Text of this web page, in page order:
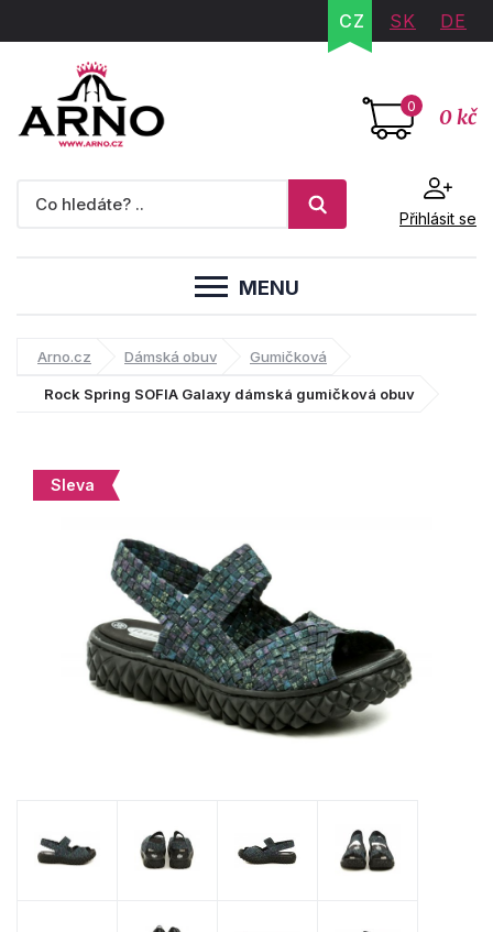
CZ SK DE
0 0 kč
Přihlásit se
MENU
Arno.cz Dámská obuv Gumičková
Rock Spring SOFIA Galaxy dámská gumičková obuv
Sleva